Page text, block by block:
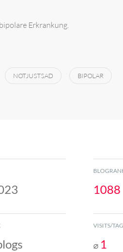
Erkrankung.
NOTJUSTSAD BIPOLAR
1088
VISITS/TAG
⌀ 1